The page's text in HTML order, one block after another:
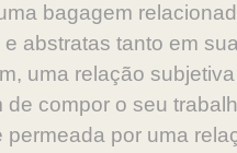
bagagem
abstratas tanto em
uma relação
compor o seu
por uma